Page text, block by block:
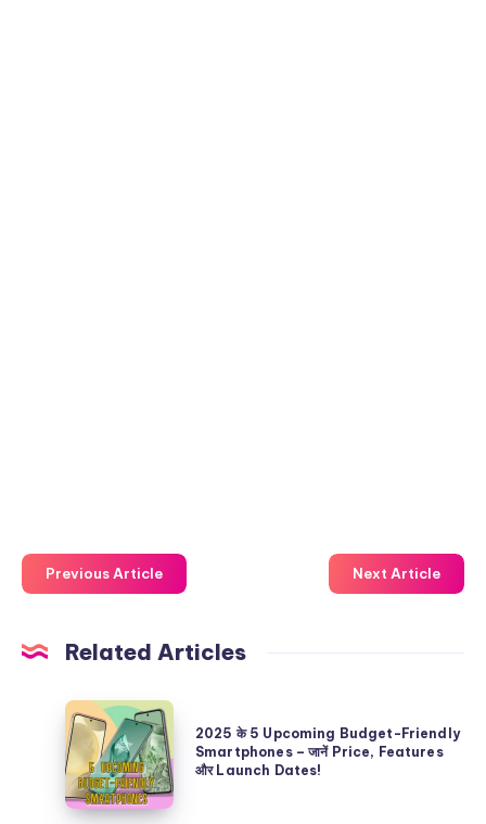
Previous Article Next Article
Related Articles
2025
के
5
Upcoming
2025 के 5 Upcoming Budget-Friendly
Smartphones – जानें Price, Features
और Launch Dates!